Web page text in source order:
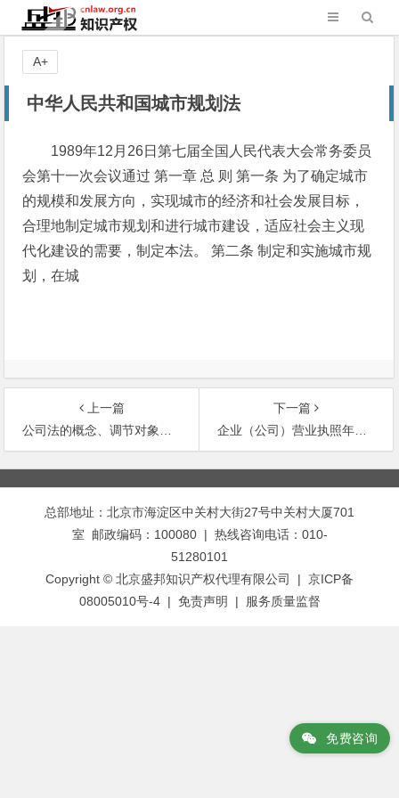
中华人民共和国城市规划法
1989年12月26日第七届全国人民代表大会常务委员
会第十一次会议通过 第一章 总 则 第一条 为了确定城市
的规模和发展方向，实现城市的经济和社会发展目标，
合理地制定城市规划和进行城市建设，适应社会主义现
代化建设的需要，制定本法。 第二条 制定和实施城市规
划，在城
A+
上一篇
公司法的概念、调节对象和性质
下一篇
企业（公司）营业执照年审有关规定
文
章
总部地址：北京市海淀区中关村大街27号中关村大厦701
室 邮政编码：100080 | 热线咨询电话：010-
51280101
Copyright © 北京盛邦知识产权代理有限公司 | 京ICP备
08005010号-4 | 免责声明 | 服务质量监督
免费咨询